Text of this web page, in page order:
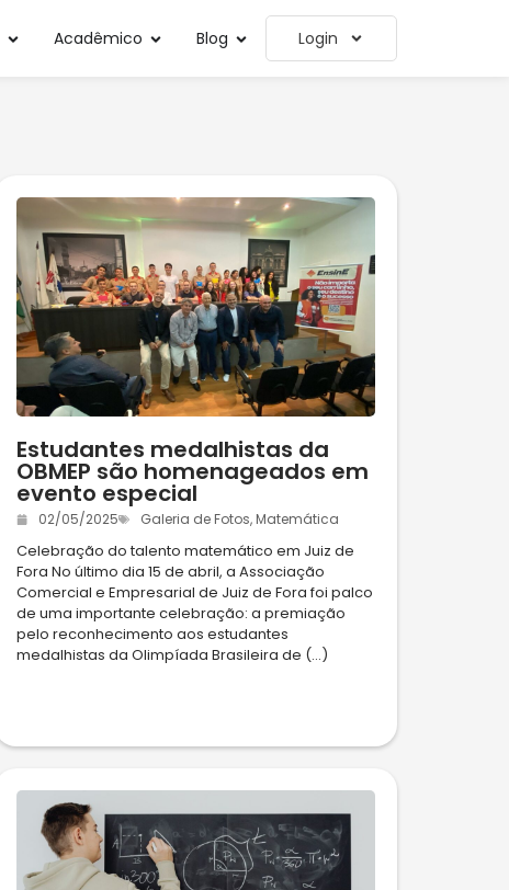
Acadêmico Blog Login
Estudantes medalhistas da
OBMEP são homenageados em
evento especial
02/05/2025 Galeria de Fotos, Matemática
Celebração do talento matemático em Juiz de
Fora No último dia 15 de abril, a Associação
Comercial e Empresarial de Juiz de Fora foi palco
de uma importante celebração: a premiação
pelo reconhecimento aos estudantes
medalhistas da Olimpíada Brasileira de (...)